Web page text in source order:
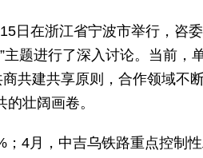
日在浙江省宁波市举行，咨
主题进行了深入讨论。当前，
共建共享原则，合作领域不
壮阔画卷。
4月，中吉乌铁路重点控制性